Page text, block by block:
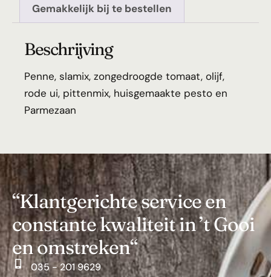
Gemakkelijk bij te bestellen
Beschrijving
Penne, slamix, zongedroogde tomaat, olijf,
rode ui, pittenmix, huisgemaakte pesto en
Parmezaan
“Klantgerichte service en
constante kwaliteit in ’t Gooi
en omstreken“
035 - 201 9629